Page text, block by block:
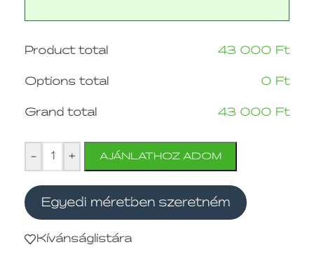
Product total 43 000 Ft
Options total 0 Ft
Grand total 43 000 Ft
- + AJÁNLATHOZ ADOM
Egyedi méretben szeretném
Kívánságlistára